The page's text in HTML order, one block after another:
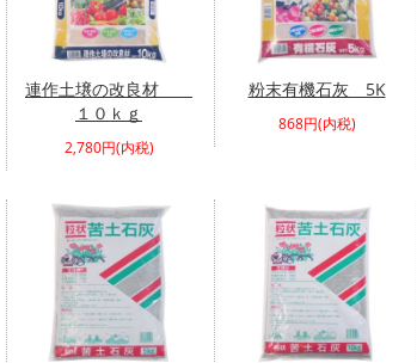
連作土壌の改良材
１０ｋｇ
2,780円(内税)
粉末有機石灰 5K
868円(内税)